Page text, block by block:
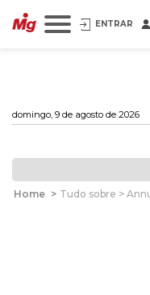
ENTRAR
domingo, 9 de agosto de 2026
Home > Tudo sobre >